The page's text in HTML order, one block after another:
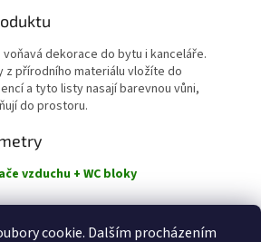
cookie. Dalším procházením
dekorace do bytu i kanceláře.
z přírodního materiálu vložíte do
a tyto listy nasají barevnou vůni,
do prostoru.
vzduchu + WC bloky